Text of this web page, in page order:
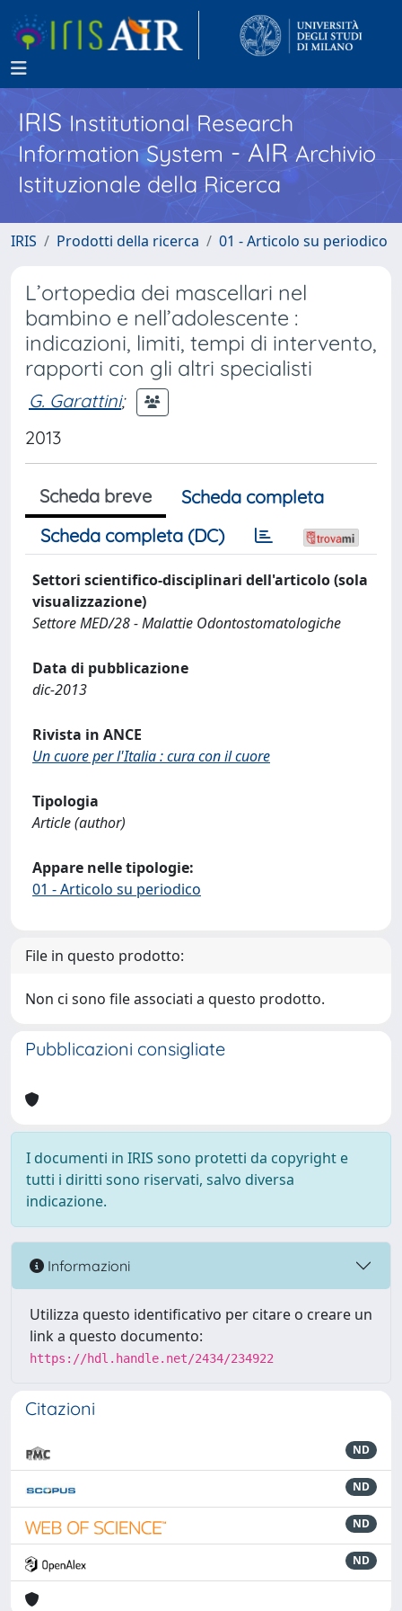
IRISInstitutional Research
Information System - AIR Archivio
Istituzionale della Ricerca
IRIS Prodotti della ricerca 01 - Articolo su periodico
L’ortopedia dei mascellari nel
bambino e nell’adolescente :
indicazioni, limiti, tempi di intervento,
rapporti con gli altri specialisti
G. Garattini;
2013
Scheda breve
Scheda completa
Scheda completa (DC)
Settori scientifico-disciplinari dell'articolo (sola
visualizzazione)
Settore MED/28 - Malattie Odontostomatologiche
Data di pubblicazione
dic-2013
Rivista in ANCE
Un cuore per l'Italia : cura con il cuore
Tipologia
Article (author)
Appare nelle tipologie:
01 - Articolo su periodico
File in questo prodotto:
Non ci sono file associati a questo prodotto.
Pubblicazioni consigliate
I documenti in IRIS sono protetti da copyright e
tutti i diritti sono riservati, salvo diversa
indicazione.
Informazioni
Utilizza questo identificativo per citare o creare un
link a questo documento:
https://hdl.handle.net/2434/234922
Citazioni
ND
ND
ND
ND